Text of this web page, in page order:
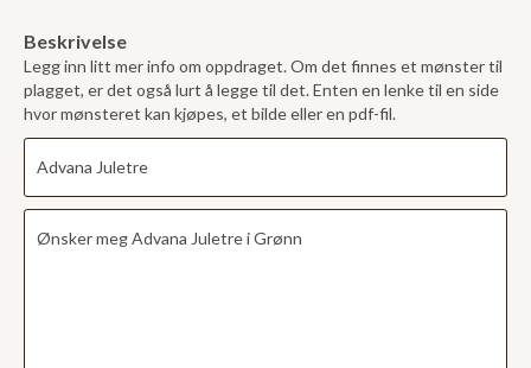
Beskrivelse
Legg inn litt mer info om oppdraget. Om det finnes et mønster til
plagget, er det også lurt å legge til det. Enten en lenke til en side
hvor mønsteret kan kjøpes, et bilde eller en pdf-fil.